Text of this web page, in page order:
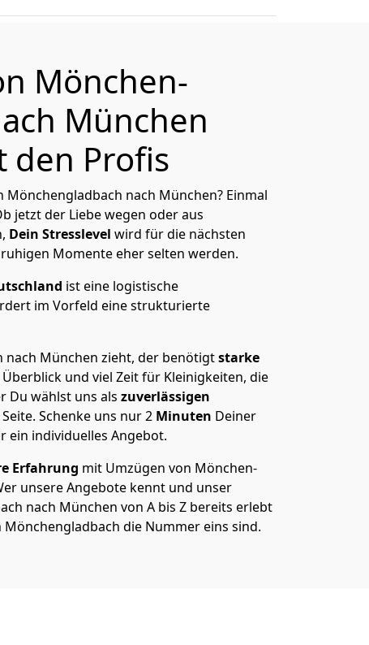
Mönchen­
München
den Profis
Mönchen­gladbach nach München? Einmal
jetzt der Liebe wegen oder aus
Dein Stresslevel wird für die nächsten
Momente eher selten werden.
ist eine logistische
im Vorfeld eine strukturierte
nach München zieht, der benötigtstarke
und viel Zeit für Kleinigkeiten, die
Du wählst uns als zuverlässigen
Schenke uns nur2 Minuten Deiner
ein individuelles Angebot.
Erfahrung mit Umzügen von Mönchen­
unsere Angebote kennt und unser
nach München von A bis Z bereits erlebt
die Nummer eins sind.